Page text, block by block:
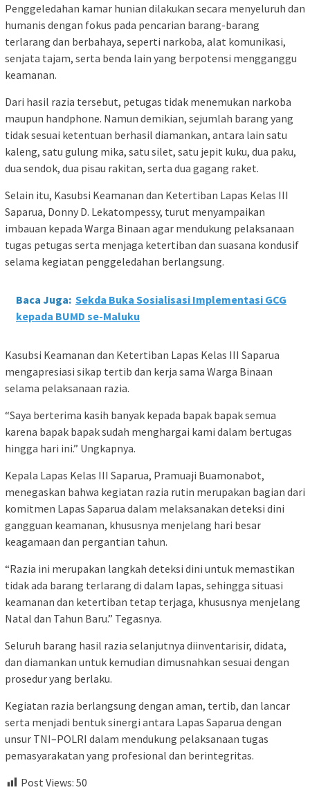
Penggeledahan kamar hunian dilakukan secara menyeluruh dan
humanis dengan fokus pada pencarian barang-barang
terlarang dan berbahaya, seperti narkoba, alat komunikasi,
senjata tajam, serta benda lain yang berpotensi mengganggu
keamanan.
Dari hasil razia tersebut, petugas tidak menemukan narkoba
maupun handphone. Namun demikian, sejumlah barang yang
tidak sesuai ketentuan berhasil diamankan, antara lain satu
kaleng, satu gulung mika, satu silet, satu jepit kuku, dua paku,
dua sendok, dua pisau rakitan, serta dua gagang raket.
Selain itu, Kasubsi Keamanan dan Ketertiban Lapas Kelas III
Saparua, Donny D. Lekatompessy, turut menyampaikan
imbauan kepada Warga Binaan agar mendukung pelaksanaan
tugas petugas serta menjaga ketertiban dan suasana kondusif
selama kegiatan penggeledahan berlangsung.
Baca Juga: Sekda Buka Sosialisasi Implementasi GCG
kepada BUMD se-Maluku
Kasubsi Keamanan dan Ketertiban Lapas Kelas III Saparua
mengapresiasi sikap tertib dan kerja sama Warga Binaan
selama pelaksanaan razia.
“Saya berterima kasih banyak kepada bapak bapak semua
karena bapak bapak sudah menghargai kami dalam bertugas
hingga hari ini.” Ungkapnya.
Kepala Lapas Kelas III Saparua, Pramuaji Buamonabot,
menegaskan bahwa kegiatan razia rutin merupakan bagian dari
komitmen Lapas Saparua dalam melaksanakan deteksi dini
gangguan keamanan, khususnya menjelang hari besar
keagamaan dan pergantian tahun.
“Razia ini merupakan langkah deteksi dini untuk memastikan
tidak ada barang terlarang di dalam lapas, sehingga situasi
keamanan dan ketertiban tetap terjaga, khususnya menjelang
Natal dan Tahun Baru.” Tegasnya.
Seluruh barang hasil razia selanjutnya diinventarisir, didata,
dan diamankan untuk kemudian dimusnahkan sesuai dengan
prosedur yang berlaku.
Kegiatan razia berlangsung dengan aman, tertib, dan lancar
serta menjadi bentuk sinergi antara Lapas Saparua dengan
unsur TNI–POLRI dalam mendukung pelaksanaan tugas
pemasyarakatan yang profesional dan berintegritas.
Post Views: 50